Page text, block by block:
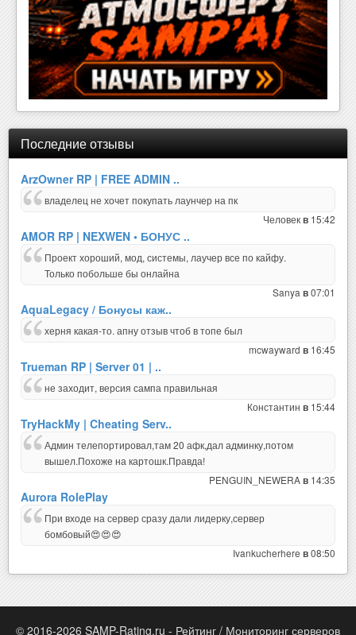
Последние отзывы
ArzOwner RP | FREE ADMIN ..
владелец не хочет покупать лаунчер на пк
Человекв 15:42
AMOR RP | NEXWEN • БОНУС ..
Проект хороший, мод, системы, лаучер все по кайфу.
Только побольше бы онлайна
Sanya в07:01
AquaLegacy / Бонусы каж..
херня какая-то. апну отзыв чтоб в топе был
mcwayward в 16:45
Trueman RP | Server 01 | ..
не заходит, версия сампа правильная
Константин в 15:44
TryHackMy | Cheating Serv..
Админ телепортировал,там 20 афк,дал админку,потом
вышел.Похоже на картошк.Правда!
PENGUIN_NEWERAв 14:35
Aurora RolePlay
При входе на сервер сразу дали лидерку,сервер
бомбовый😍😍😍
Ivankucherhere в08:50
© 2016-2026 SAMP-Rating.ru - Рейтинг / Мониторинг серверов